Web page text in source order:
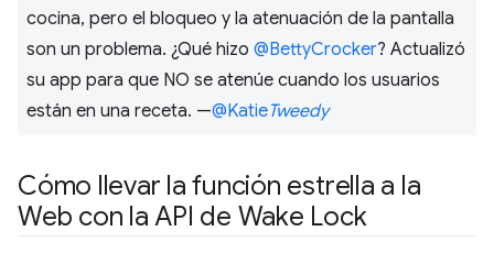
cocina, pero el bloqueo y la atenuación de la pantalla
son un problema. ¿Qué hizo @BettyCrocker? Actualizó
su app para que NO se atenúe cuando los usuarios
están en una receta. —@KatieTweedy
Cómo llevar la función estrella a la
Web con la API de Wake Lock